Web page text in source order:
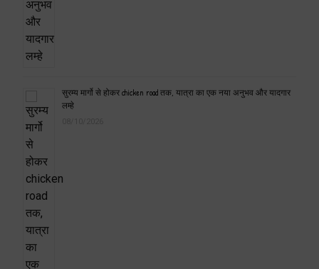
सुरम्य मार्गो से होकर chicken road तक, यात्रा का एक नया अनुभव और यादगार
लम्हे